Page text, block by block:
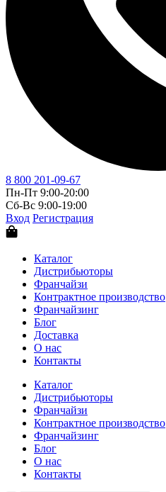
8 800 201-09-67
Пн-Пт 9:00-20:00
Сб-Вс 9:00-19:00
Вход Регистрация
Каталог
Дистрибьюторы
Франчайзи
Контрактное производство
Франчайзинг
Блог
Доставка
О нас
Контакты
Каталог
Дистрибьюторы
Франчайзи
Контрактное производство
Франчайзинг
Блог
О нас
Контакты